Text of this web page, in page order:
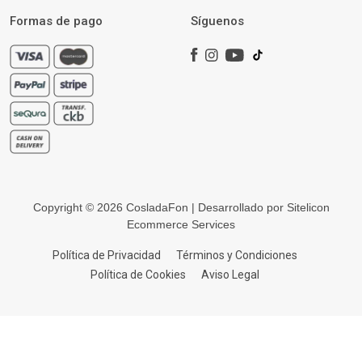
Formas de pago Síguenos
Copyright © 2026 CosladaFon | Desarrollado por Sitelicon
Ecommerce Services
Política de Privacidad
Términos y Condiciones
Política de Cookies
Aviso Legal